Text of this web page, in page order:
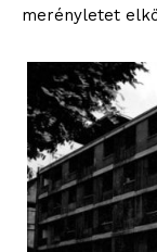
merényletet